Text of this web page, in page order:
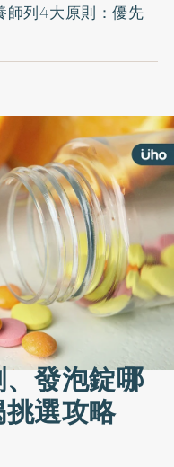
師列4大原則：優先
發泡錠哪
選攻略